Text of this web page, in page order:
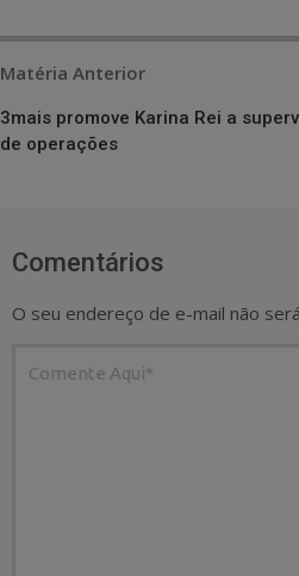
Matéria Anterior
3mais promove Karina Rei a
de operações
Comentários
O seu endereço de e-mail não